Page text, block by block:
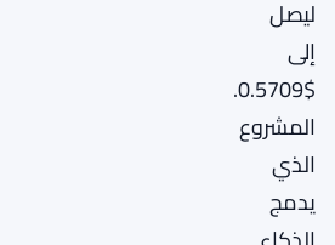
ليصل
إلى
$0.5709.
المشروع
الذي
يدمج